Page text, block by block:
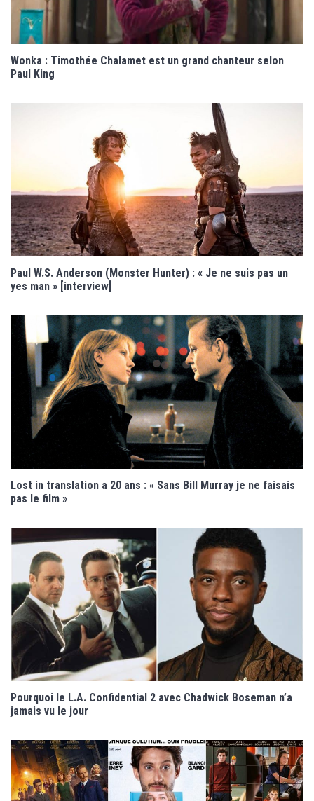
Wonka : Timothée Chalamet est un grand chanteur selon
Paul King
Paul W.S. Anderson (Monster Hunter) : « Je ne suis pas un
yes man » [interview]
Lost in translation a 20 ans : « Sans Bill Murray je ne faisais
pas le film »
Pourquoi le L.A. Confidential 2 avec Chadwick Boseman n’a
jamais vu le jour